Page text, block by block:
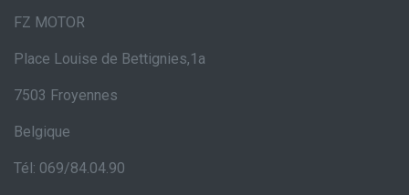
FZ MOTOR
Place Louise de Bettignies,1a
7503 Froyennes
Belgique
Tél: 069/84.04.90